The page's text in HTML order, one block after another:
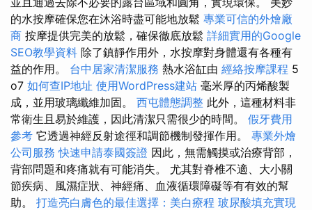
的水按摩確保您在沐浴時盡可能地放鬆 專業可信的外燴廠
商 按摩提供完美的放鬆，確保徹底放鬆 詳細實用的Google
SEO教學資料 除了鎮靜作用外，水按摩對身體還有各種有
益的作用。 台中居家清潔服務 熱水浴缸由 經絡按摩課程 5
o7 如何查IP地址 使用WordPress建站 毫米厚的丙烯酸製
成，並用玻璃纖維加固。 西屯體態調整 此外，這種材料非
常衛生且易於維護，因此清潔只需很少的時間。 假牙費用
參考 它透過神經反射途徑和調節機制發揮作用。 專業外燴
公司服務快速申請泰國簽證 因此，無需觸摸或治療背部，
背部問題和疼痛就有可能消失。 尤其對脊椎不適、大小關
節疾病、風濕症狀、神經痛、血液循環障礙等有有效的幫
助。 打造亮白膚色的最佳選擇：美白療程 玻尿酸填充實現